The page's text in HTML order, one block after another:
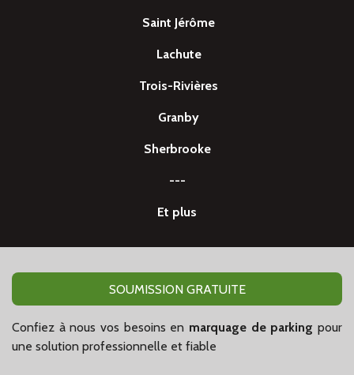
Saint Jérôme
Lachute
Trois-Rivières
Granby
Sherbrooke
---
Et plus
SOUMISSION GRATUITE
Confiez à nous vos besoins en marquage de parking pour
une solution professionnelle et fiable